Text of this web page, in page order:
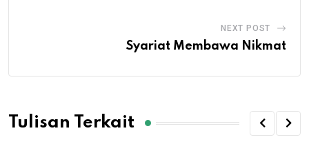
NEXT POST
Syariat Membawa Nikmat
Tulisan Terkait